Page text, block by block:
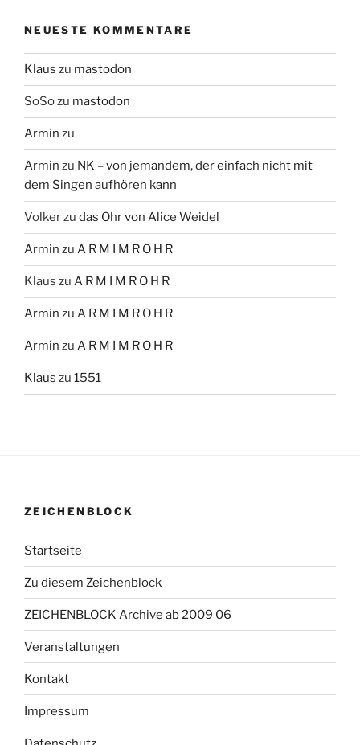
NEUESTE KOMMENTARE
Klaus zu mastodon
SoSozu mastodon
Armin zu
Armin zu NK – von jemandem, der einfach nicht mit
dem Singen aufhören kann
Volkerzu das Ohr von Alice Weidel
Armin zu A R M I M R O H R
Klaus zu A R M I M R O H R
Armin zu A R M I M R O H R
Armin zu A R M I M R O H R
Klaus zu 1551
ZEICHENBLOCK
Startseite
Zu diesem Zeichenblock
ZEICHENBLOCK Archive ab 2009 06
Veranstaltungen
Kontakt
Impressum